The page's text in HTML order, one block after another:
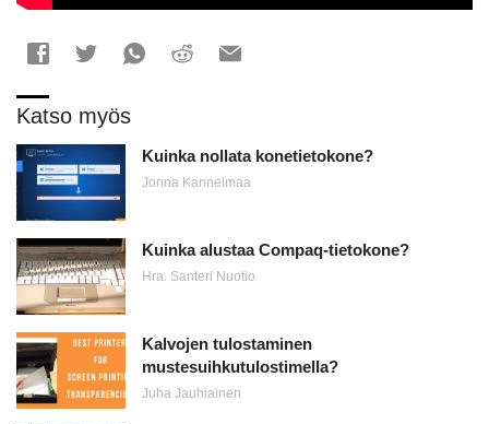
Katso myös
Kuinka nollata konetietokone?
Jonna Kannelmaa
Kuinka alustaa Compaq-tietokone?
Hra. Santeri Nuotio
Kalvojen tulostaminen
mustesuihkutulostimella?
Juha Jauhiainen